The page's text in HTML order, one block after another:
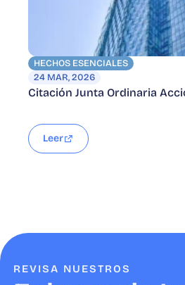
HECHOS ESENCIALES
24 MAR, 2026
Citación Junta Ordinaria
Leer
REVISA NUESTROS